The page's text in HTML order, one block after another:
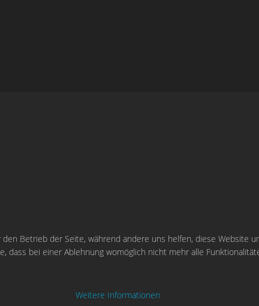
Betrieb der Seite, während andere uns helfen, diese Website
bei einer Ablehnung womöglich nicht mehr alle
Weitere Informationen